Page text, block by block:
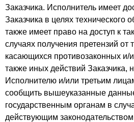
Заказчика. Исполнитель имеет
Заказчика в целях технического
также имеет право на доступ к
случаях получения претензий от
касающихся противозаконных и/
также иных действий Заказчика,
Исполнителю и/или третьим
сообщить вышеуказанные
государственным органам в
действующим